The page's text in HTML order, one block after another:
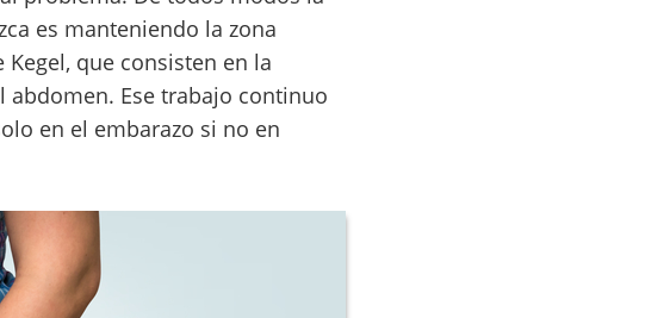
es manteniendo la zona
que consisten en la
Ese trabajo continuo
en el embarazo si no en